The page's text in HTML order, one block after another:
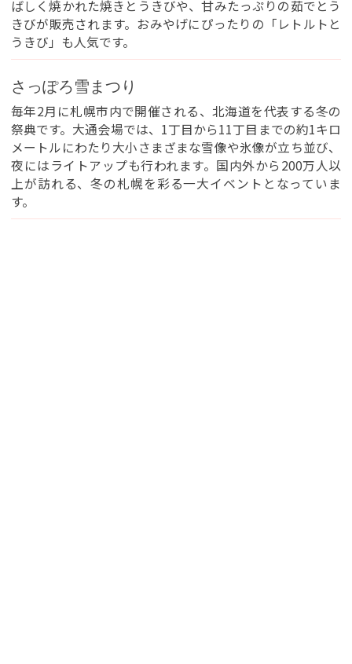
You can see the FAQ as follows.
ばしく焼かれた焼きとうきびや、甘みたっぷりの茹でとう
きびが販売されます。おみやげにぴったりの「レトルトと
うきび」も人気です。
さっぽろ雪まつり
毎年2月に札幌市内で開催される、北海道を代表する冬の
祭典です。大通会場では、1丁目から11丁目までの約1キロ
メートルにわたり大小さまざまな雪像や氷像が立ち並び、
夜にはライトアップも行われます。国内外から200万人以
上が訪れる、冬の札幌を彩る一大イベントとなっていま
す。